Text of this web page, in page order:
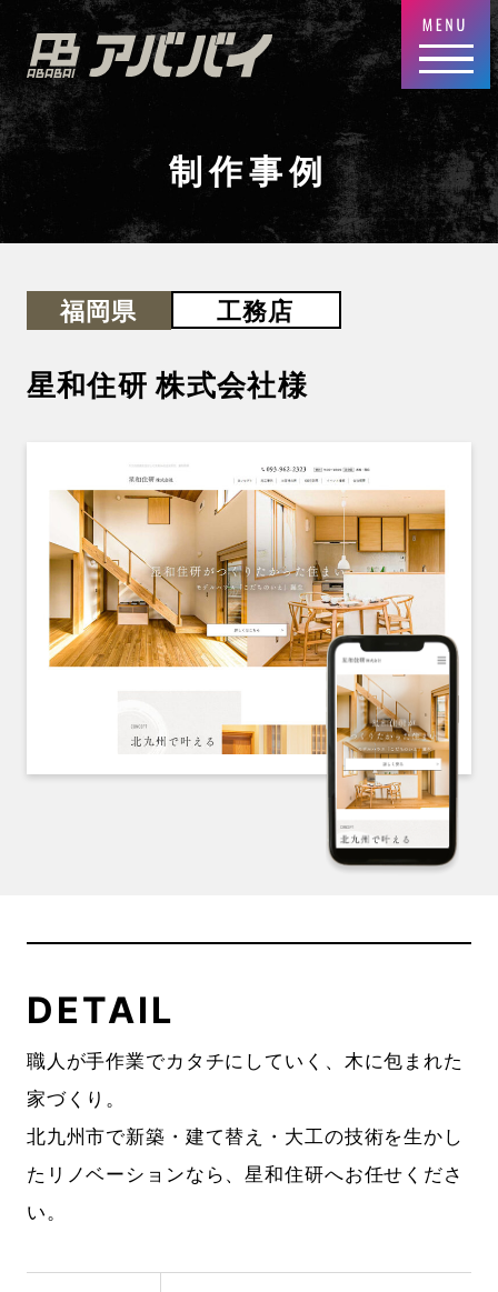
制作事例
福岡県 工務店
星和住研 株式会社様
DETAIL
職人が手作業でカタチにしていく、木に包まれた
家づくり。
北九州市で新築・建て替え・大工の技術を生かし
たリノベーションなら、星和住研へお任せくださ
い。